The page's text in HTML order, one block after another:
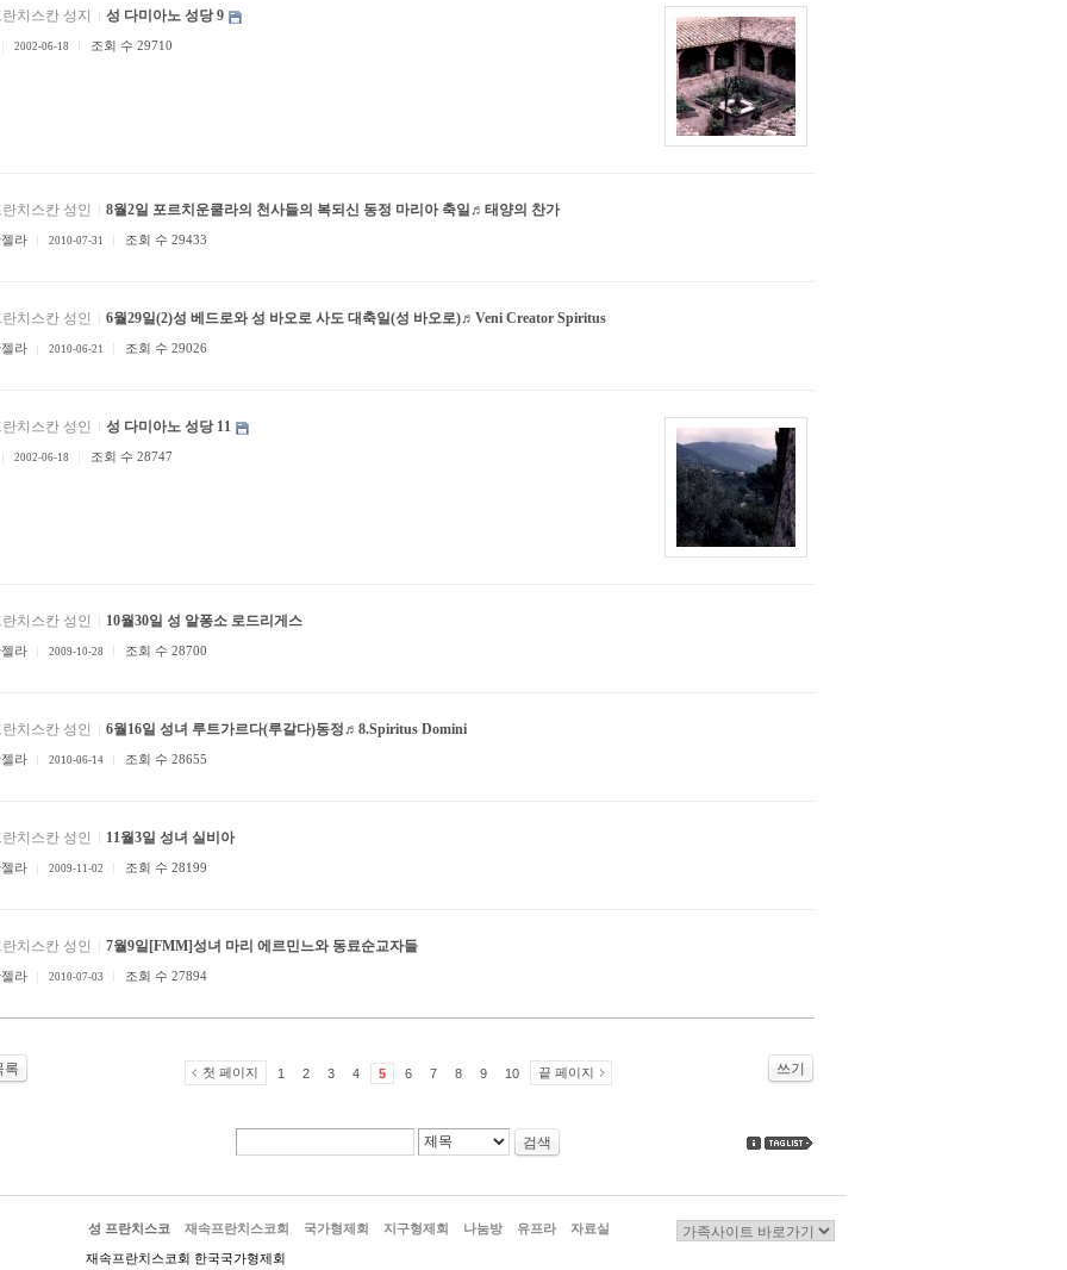
치스칸 성지 성 다미아노 성당 9
2002-06-18 조회 수 29710
치스칸 성인 8월2일 포르치운쿨라의 천사들의 복되신 동정 마리아 축일♬태양의 찬가
라 2010-07-31 조회 수 29433
치스칸 성인 6월29일(2)성 베드로와 성 바오로 사도 대축일(성 바오로)♬Veni Creator Spiritus
라 2010-06-21 조회 수 29026
치스칸 성인 성 다미아노 성당 11
2002-06-18 조회 수 28747
치스칸 성인 10월30일 성 알퐁소 로드리게스
라 2009-10-28 조회 수 28700
치스칸 성인 6월16일 성녀 루트가르다(루갈다)동정♬8.Spiritus Domini
라 2010-06-14 조회 수 28655
치스칸 성인 11월3일 성녀 실비아
라 2009-11-02 조회 수 28199
치스칸 성인 7월9일[FMM]성녀 마리 에르민느와 동료순교자들
라 2010-07-03 조회 수 27894
록 쓰기
첫 페이지 1 2 3 4 5 6 7 8 9 10 끝 페이지
검색
성 프란치스코 재속프란치스코회 국가형제회 지구형제회 나눔방 유프라 자료실
재속프란치스코회 한국국가형제회